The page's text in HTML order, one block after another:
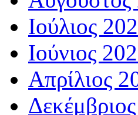
Ιούλιος
Ιούνιος
Απρίλιος